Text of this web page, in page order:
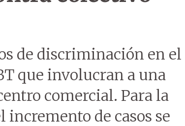
de discriminación en el
que involucran a una
comercial. Para la
incremento de casos se